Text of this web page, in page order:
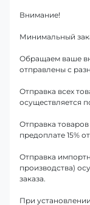
Внимание!
Минимальный
Обращаем ваше
отправлены с
Отправка всех
осуществляется
Отправка
предоплате 15%
Отправка
производства)
заказа.
При